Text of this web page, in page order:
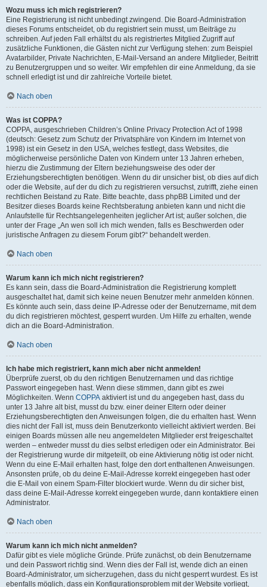
Wozu muss ich mich registrieren?
Eine Registrierung ist nicht unbedingt zwingend. Die Board-Administration
dieses Forums entscheidet, ob du registriert sein musst, um Beiträge zu
schreiben. Auf jeden Fall erhältst du als registriertes Mitglied Zugriff auf
zusätzliche Funktionen, die Gästen nicht zur Verfügung stehen: zum Beispiel
Avatarbilder, Private Nachrichten, E-Mail-Versand an andere Mitglieder, Beitritt
zu Benutzergruppen und so weiter. Wir empfehlen dir eine Anmeldung, da sie
schnell erledigt ist und dir zahlreiche Vorteile bietet.
Nach oben
Was ist COPPA?
COPPA, ausgeschrieben Children’s Online Privacy Protection Act of 1998
(deutsch: Gesetz zum Schutz der Privatsphäre von Kindern im Internet von
1998) ist ein Gesetz in den USA, welches festlegt, dass Websites, die
möglicherweise persönliche Daten von Kindern unter 13 Jahren erheben,
hierzu die Zustimmung der Eltern beziehungsweise des oder der
Erziehungsberechtigten benötigen. Wenn du dir unsicher bist, ob dies auf dich
oder die Website, auf der du dich zu registrieren versuchst, zutrifft, ziehe einen
rechtlichen Beistand zu Rate. Bitte beachte, dass phpBB Limited und der
Besitzer dieses Boards keine Rechtsberatung anbieten kann und nicht die
Anlaufstelle für Rechtsangelegenheiten jeglicher Art ist; außer solchen, die
unter der Frage „An wen soll ich mich wenden, falls es Beschwerden oder
juristische Anfragen zu diesem Forum gibt?“ behandelt werden.
Nach oben
Warum kann ich mich nicht registrieren?
Es kann sein, dass die Board-Administration die Registrierung komplett
ausgeschaltet hat, damit sich keine neuen Benutzer mehr anmelden können.
Es könnte auch sein, dass deine IP-Adresse oder der Benutzername, mit dem
du dich registrieren möchtest, gesperrt wurden. Um Hilfe zu erhalten, wende
dich an die Board-Administration.
Nach oben
Ich habe mich registriert, kann mich aber nicht anmelden!
Überprüfe zuerst, ob du den richtigen Benutzernamen und das richtige
Passwort eingegeben hast. Wenn diese stimmen, dann gibt es zwei
Möglichkeiten. Wenn COPPA aktiviert ist und du angegeben hast, dass du
unter 13 Jahre alt bist, musst du bzw. einer deiner Eltern oder deiner
Erziehungsberechtigten den Anweisungen folgen, die du erhalten hast. Wenn
dies nicht der Fall ist, muss dein Benutzerkonto vielleicht aktiviert werden. Bei
einigen Boards müssen alle neu angemeldeten Mitglieder erst freigeschaltet
werden – entweder musst du dies selbst erledigen oder ein Administrator. Bei
der Registrierung wurde dir mitgeteilt, ob eine Aktivierung nötig ist oder nicht.
Wenn du eine E-Mail erhalten hast, folge den dort enthaltenen Anweisungen.
Ansonsten prüfe, ob du deine E-Mail-Adresse korrekt eingegeben hast oder
die E-Mail von einem Spam-Filter blockiert wurde. Wenn du dir sicher bist,
dass deine E-Mail-Adresse korrekt eingegeben wurde, dann kontaktiere einen
Administrator.
Nach oben
Warum kann ich mich nicht anmelden?
Dafür gibt es viele mögliche Gründe. Prüfe zunächst, ob dein Benutzername
und dein Passwort richtig sind. Wenn dies der Fall ist, wende dich an einen
Board-Administrator, um sicherzugehen, dass du nicht gesperrt wurdest. Es ist
ebenfalls möglich, dass ein Konfigurationsproblem mit der Website vorliegt,